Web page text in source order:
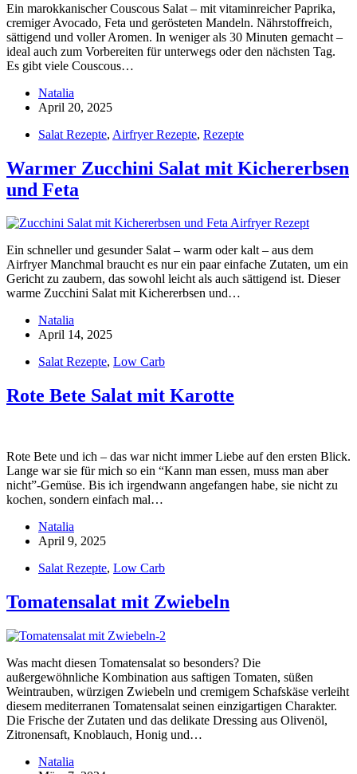
Ein marokkanischer Couscous Salat – mit vitaminreicher Paprika,
cremiger Avocado, Feta und gerösteten Mandeln. Nährstoffreich,
sättigend und voller Aromen. In weniger als 30 Minuten gemacht –
ideal auch zum Vorbereiten für unterwegs oder den nächsten Tag.
Es gibt viele Couscous…
Natalia
April 20, 2025
Salat Rezepte, Airfryer Rezepte, Rezepte
Warmer Zucchini Salat mit Kichererbsen
und Feta
Ein schneller und gesunder Salat – warm oder kalt – aus dem
Airfryer Manchmal braucht es nur ein paar einfache Zutaten, um ein
Gericht zu zaubern, das sowohl leicht als auch sättigend ist. Dieser
warme Zucchini Salat mit Kichererbsen und…
Natalia
April 14, 2025
Salat Rezepte, Low Carb
Rote Bete Salat mit Karotte
Rote Bete und ich – das war nicht immer Liebe auf den ersten Blick.
Lange war sie für mich so ein “Kann man essen, muss man aber
nicht”-Gemüse. Bis ich irgendwann angefangen habe, sie nicht zu
kochen, sondern einfach mal…
Natalia
April 9, 2025
Salat Rezepte, Low Carb
Tomatensalat mit Zwiebeln
Was macht diesen Tomatensalat so besonders? Die
außergewöhnliche Kombination aus saftigen Tomaten, süßen
Weintrauben, würzigen Zwiebeln und cremigem Schafskäse verleiht
diesem mediterranen Tomatensalat seinen einzigartigen Charakter.
Die Frische der Zutaten und das delikate Dressing aus Olivenöl,
Zitronensaft, Knoblauch, Honig und…
Natalia